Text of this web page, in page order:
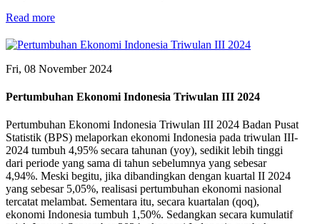
Read more
Fri, 08 November 2024
Pertumbuhan Ekonomi Indonesia Triwulan III 2024
Pertumbuhan Ekonomi Indonesia Triwulan III 2024 Badan Pusat
Statistik (BPS) melaporkan ekonomi Indonesia pada triwulan III-
2024 tumbuh 4,95% secara tahunan (yoy), sedikit lebih tinggi
dari periode yang sama di tahun sebelumnya yang sebesar
4,94%. Meski begitu, jika dibandingkan dengan kuartal II 2024
yang sebesar 5,05%, realisasi pertumbuhan ekonomi nasional
tercatat melambat. Sementara itu, secara kuartalan (qoq),
ekonomi Indonesia tumbuh 1,50%. Sedangkan secara kumulatif